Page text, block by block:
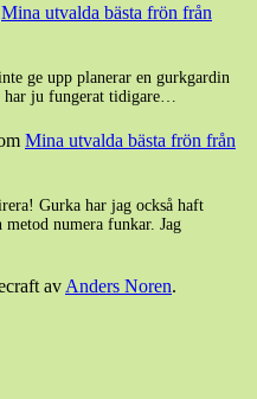
Mina utvalda bästa frön från
ge upp planerar en gurkgardin
ju fungerat tidigare…
Mina utvalda bästa frön från
Gurka har jag också haft
numera funkar. Jag
av Anders Noren.